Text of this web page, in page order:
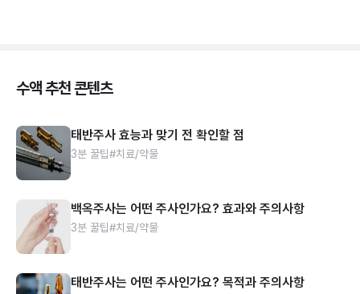
수액 추천 콘텐츠
태반주사 효능과 맞기 전 확인할 점
3분 꿀팁#치료/약물
백옥주사는 어떤 주사인가요? 효과와 주의사항
3분 꿀팁#치료/약물
태반주사는 어떤 주사인가요? 목적과 주의사항